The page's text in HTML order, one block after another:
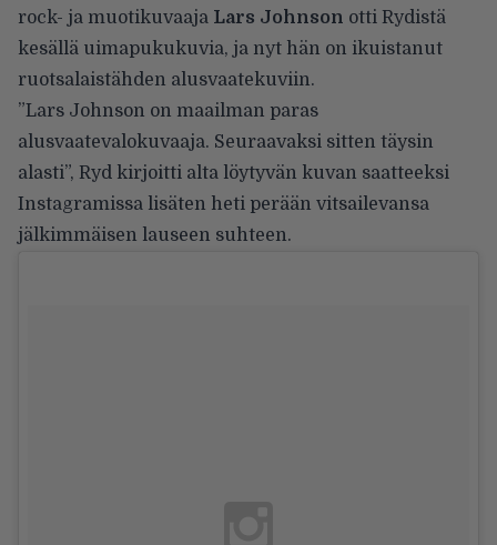
rock- ja muotikuvaaja Lars Johnson otti Rydistä
kesällä uimapukukuvia, ja nyt hän on ikuistanut
ruotsalaistähden alusvaatekuviin.
”Lars Johnson on maailman paras
alusvaatevalokuvaaja. Seuraavaksi sitten täysin
alasti”, Ryd kirjoitti alta löytyvän kuvan saatteeksi
Instagramissa lisäten heti perään vitsailevansa
jälkimmäisen lauseen suhteen.